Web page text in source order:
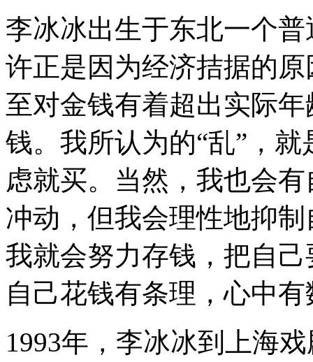
李冰冰出生于东北一个
许正是因为经济拮据的
至对金钱有着超出实际
钱。我所认为的“乱”，
虑就买。当然，我也会
冲动，但我会理性地抑
我就会努力存钱，把自
自己花钱有条理，心中有
1993年，李冰冰到上海